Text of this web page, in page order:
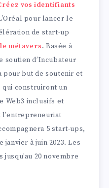
vos identifiants
pour lancer le
de start-up
métavers. Basée à
soutien d’Incubateur
pour but de soutenir et
qui construiront un
Web3 inclusifs et
5 start-ups,
janvier à juin 2023. Les
20 novembre